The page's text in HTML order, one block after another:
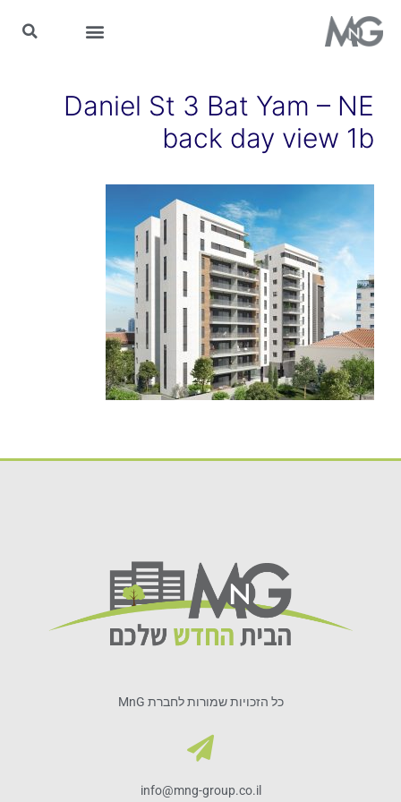
Daniel St 3 Bat Yam – NE
back day view 1b
כל הזכויות שמורות לחברת MnG
info@mng-group.co.il